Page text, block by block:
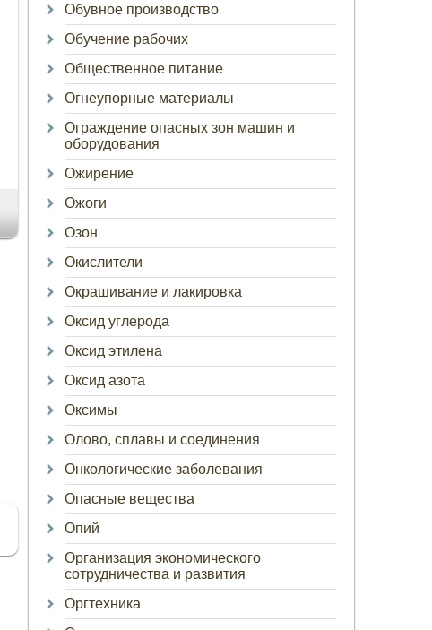
Обувное производство
Обучение рабочих
Общественное питание
Огнеупорные материалы
Ограждение опасных зон машин и
оборудования
Ожирение
Ожоги
Озон
Окислители
Окрашивание и лакировка
Оксид углерода
Оксид этилена
Оксид азота
Оксимы
Олово, сплавы и соединения
Онкологические заболевания
Опасные вещества
Опий
Организация экономического
сотрудничества и развития
Оргтехника